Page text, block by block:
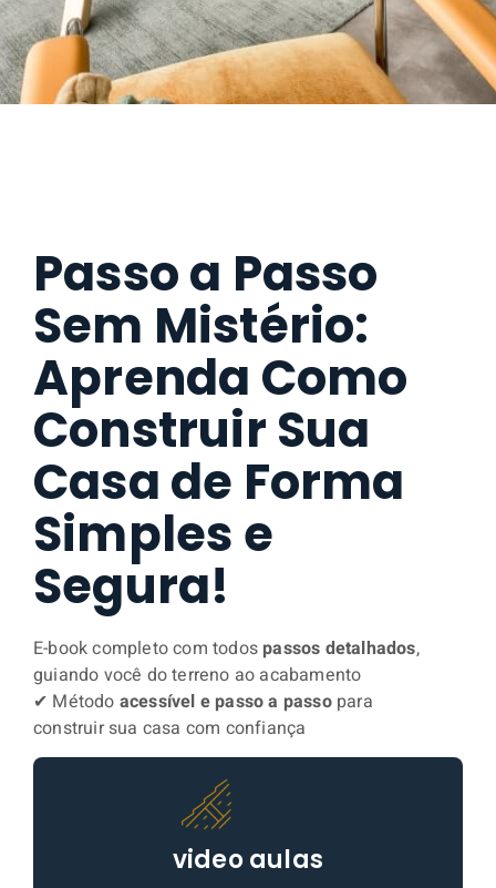
Passo a Passo
Sem Mistério:
Aprenda Como
Construir Sua
Casa de Forma
Simples e
Segura!
E-book completo com todos passos detalhados,
guiando você do terreno ao acabamento
✔ Método acessível e passo a passopara
construir sua casa com confiança
video aulas